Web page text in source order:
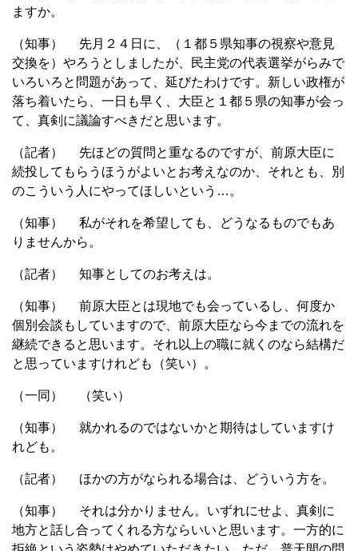
ますか。
（知事） 先月２４日に、（１都５県知事の視察や意見
交換を）やろうとしましたが、民主党の代表選挙がらみで
いろいろと問題があって、延びたわけです。新しい政権が
落ち着いたら、一日も早く、大臣と１都５県の知事が会っ
て、真剣に議論すべきだと思います。
（記者） 先ほどの質問と重なるのですが、前原大臣に
続投してもらうほうがよいとお考えなのか、それとも、別
のこういう人にやってほしいという…。
（知事） 私がそれを希望しても、どうなるものでもあ
りませんから。
（記者） 知事としてのお考えは。
（知事） 前原大臣とは現地でも会っているし、何度か
個別会談もしていますので、前原大臣なら今までの流れを
継続できると思います。それ以上の職に就くのなら結構だ
と思っていますけれども（笑い）。
（一同） （笑い）
（知事） 就かれるのではないかと期待はしていますけ
れども。
（記者） ほかの方がなられる場合は、どういう方を。
（知事） それは分かりません。いずれにせよ、真剣に
地方と話し合ってくれる方ならいいと思います。一方的に